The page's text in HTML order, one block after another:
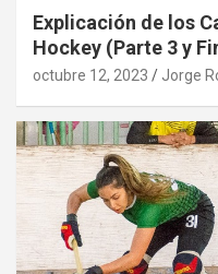
Explicación de los
Hockey (Parte 3 y
octubre 12, 2023 Jorge